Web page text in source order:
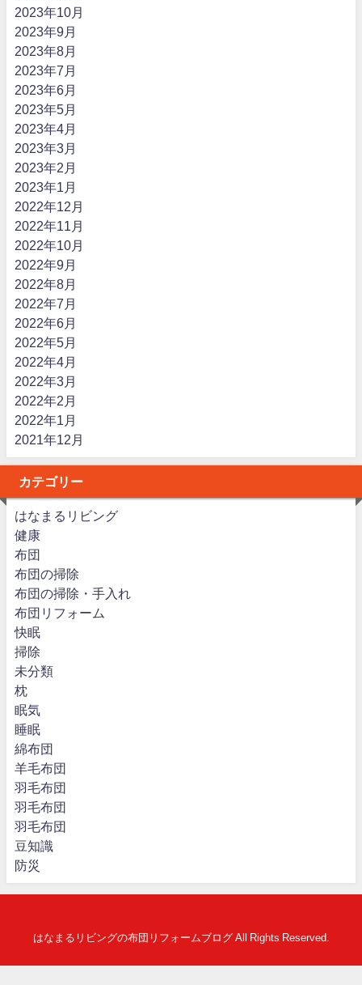
2023年10月
2023年9月
2023年8月
2023年7月
2023年6月
2023年5月
2023年4月
2023年3月
2023年2月
2023年1月
2022年12月
2022年11月
2022年10月
2022年9月
2022年8月
2022年7月
2022年6月
2022年5月
2022年4月
2022年3月
2022年2月
2022年1月
2021年12月
カテゴリー
はなまるリビング
健康
布団
布団の掃除
布団の掃除・手入れ
布団リフォーム
快眠
掃除
未分類
枕
眠気
睡眠
綿布団
羊毛布団
羽毛布団
羽毛布団
羽毛布団
豆知識
防災
はなまるリビングの布団リフォームブログ All Rights Reserved.